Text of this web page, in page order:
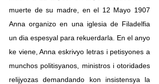
muerte de su madre, en el 12 Mayo 1907
Anna organizo en una iglesia de Filadelfia
un dia espesyal para rekuerdarla. En el anyo
ke viene, Anna eskrivyo letras i petisyones a
munchos politisyanos, ministros i otoridades
relijyozas demandando kon insistensya la